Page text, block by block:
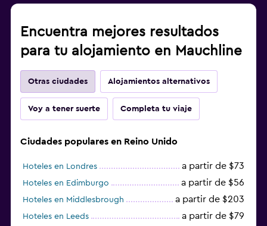
Encuentra mejores resultados
para tu alojamiento en Mauchline
Otras ciudades Alojamientos alternativos
Voy a tener suerte Completa tu viaje
Ciudades populares en Reino Unido
Hoteles en Londres a partir de $73
Hoteles en Edimburgo a partir de $56
Hoteles en Middlesbrough a partir de $203
Hoteles en Leeds a partir de $79